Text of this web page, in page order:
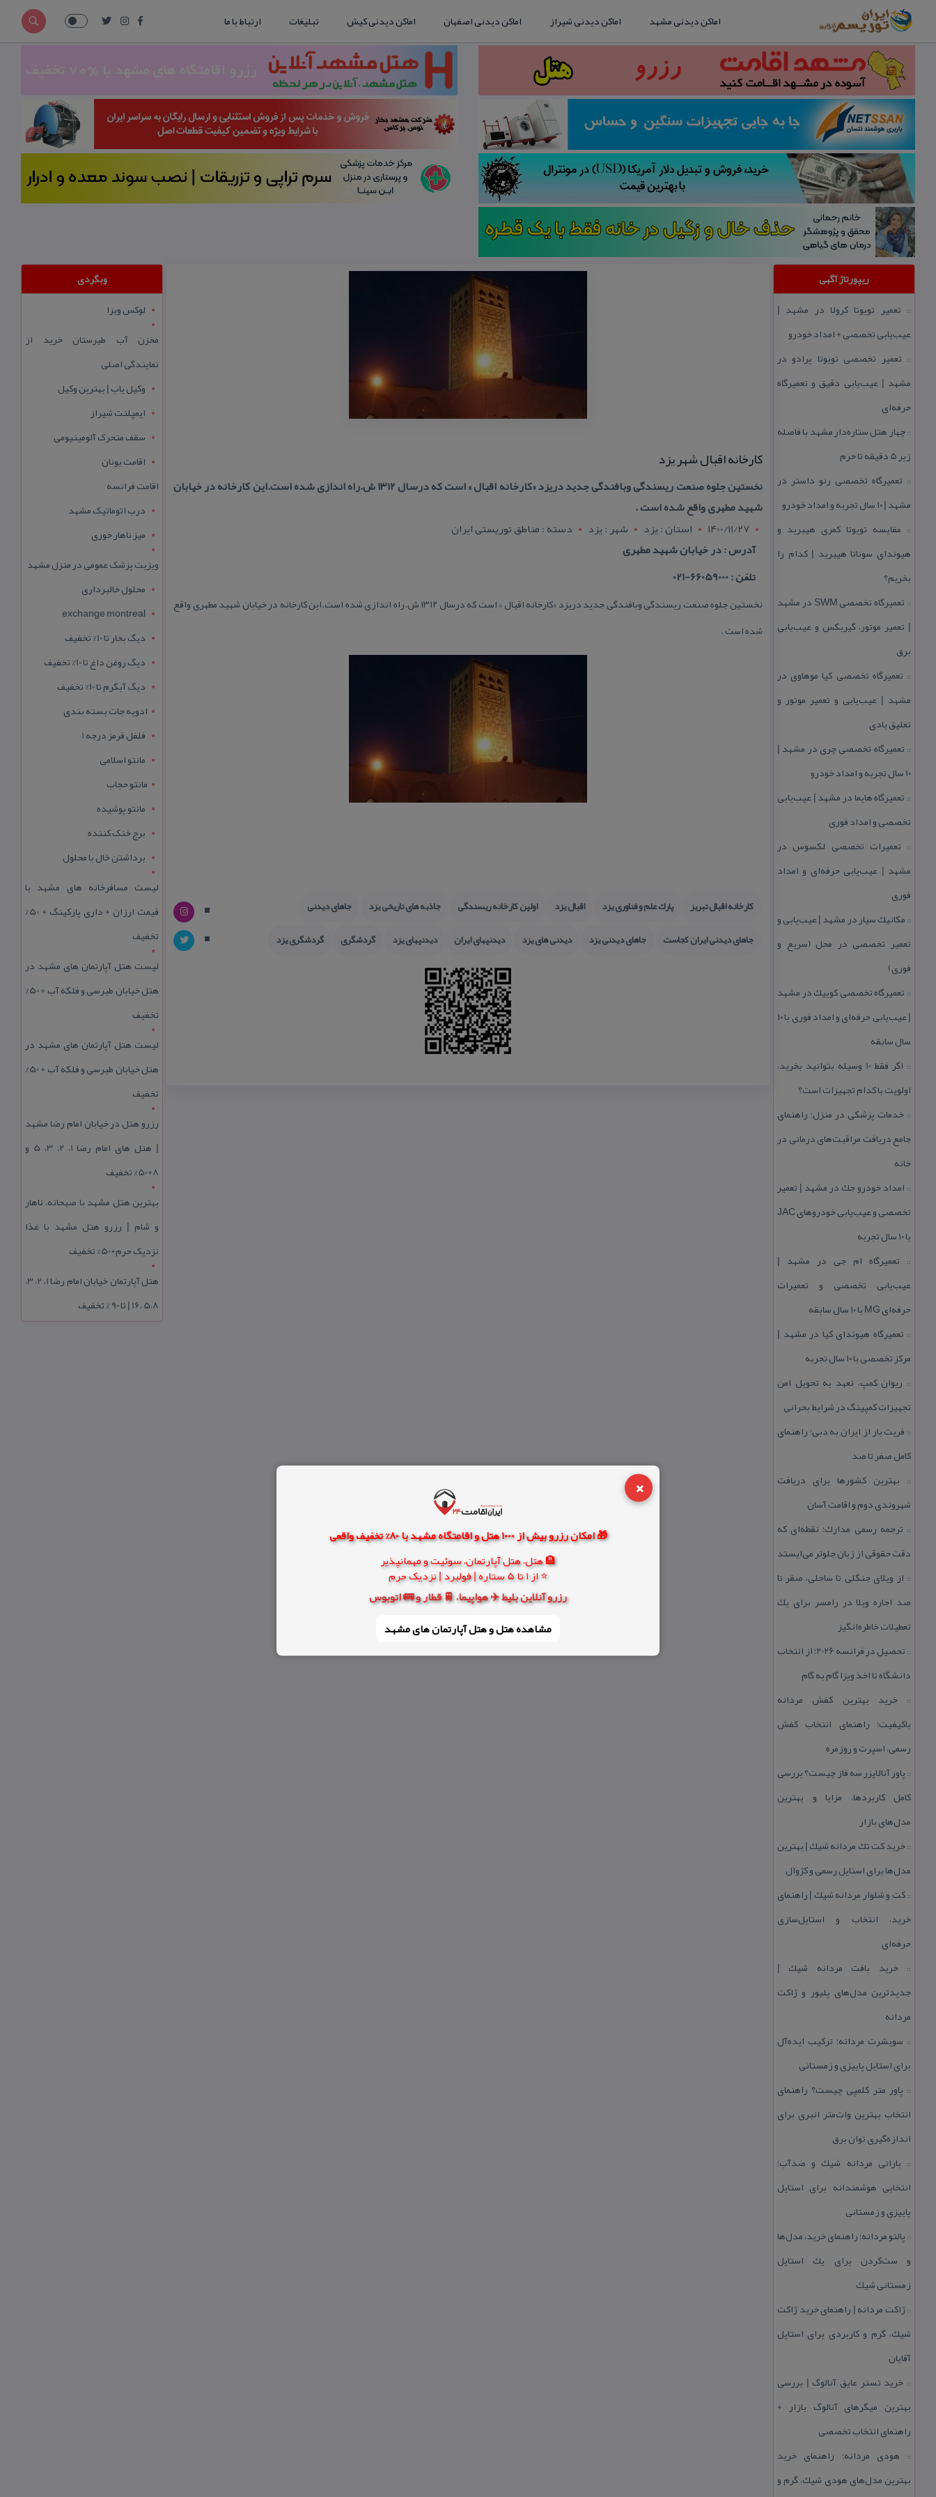
×
🎁 امکان رزرو بیش از 1000 هتل و اقامتگاه مشهد با 80% تخفیف واقعی
🏨 هتل، هتل آپارتمان، سوئیت و مهمانپذیر
⭐ از 1 تا 5 ستاره | فولبرد | نزدیک حرم
رزرو آنلاین بلیط ✈️ هواپیما، 🚆 قطار و 🚌 اتوبوس
مشاهده هتل و هتل‌ آپارتمان های مشهد
اماکن دیدنی مشهد اماکن دیدنی شیراز اماکن دیدنی اصفهان اماکن دیدنی کیش تبلیغات ارتباط با ما
ریپورتاژ آگهی
:: تعمیر تویوتا كرولا در مشهد |
عیب‌یابی تخصصی + امداد خودرو
:: تعمیر تخصصی تویوتا پرادو در
مشهد | عیب‌یابی دقیق و تعمیرگاه
حرفه‌ای
::چهار هتل‌ ستاره‌دار مشهد با فاصله
زیر 5 دقیقه تا حرم
:: تعمیرگاه تخصصی رنو داستر در
مشهد | ۱۰ سال تجربه و امداد خودرو
:: مقایسه تویوتا كمری هیبرید و
هیوندای سوناتا هیبرید | كدام را
بخریم؟
::
تعمیرگاه تخصصی SWM در مشهد
| تعمیر موتور، گیربكس و عیب‌یابی
برق
:: تعمیرگاه تخصصی كیا موهاوی در
مشهد | عیب‌یابی و تعمیر موتور و
تعلیق بادی
:: تعمیرگاه تخصصی چری در مشهد |
۱۰ سال تجربه و امداد خودرو
:: تعمیرگاه هایما در مشهد | عیب‌یابی
تخصصی و امداد فوری
:: تعمیرات تخصصی لكسوس در
مشهد | عیب‌یابی حرفه‌ای و امداد
فوری
:: مكانیك سیار در مشهد | عیب‌یابی و
تعمیر تخصصی در محل (سریع و
فوری)
:: تعمیرگاه تخصصی كوییك در مشهد
| عیب‌یابی حرفه‌ای و امداد فوری با ۱۰
سال سابقه
::
اگر فقط 10 وسیله بتوانید بخرید،
اولویت با كدام تجهیزات است؟
:: خدمات پزشكی در منزل؛ راهنمای
جامع دریافت مراقبت‌های درمانی در
خانه
:: امداد خودرو جك در مشهد | تعمیر
تخصصی و عیب‌یابی خودروهای JAC
با ۱۰ سال تجربه
:: تعمیرگاه ام جی در مشهد |
عیب‌یابی تخصصی و تعمیرات
حرفه‌ای MG با ۱۰ سال سابقه
:: تعمیرگاه هیوندای كیا در مشهد |
مركز تخصصی با ۱۰ سال تجربه
:: ریوان كمپ، تعهد به تحویل امن
تجهیزات كمپینگ در شرایط بحرانی
:: فریت بار از ایران به دبی؛ راهنمای
كامل صفر تا صد
:: بهترین كشورها برای دریافت
شهروندی دوم و اقامت آسان
:: ترجمه رسمی مدارك؛ نقطه‌ای كه
دقت حقوقی از زبان جلوتر می‌ایستد
:: از ویلای جنگلی تا ساحلی، صفر تا
صد اجاره ویلا در رامسر برای یك
تعطیلات خاطره‌انگیز
::
تحصیل در فرانسه 2026؛ از انتخاب
دانشگاه تا اخذ ویزا گام به گام
::خرید بهترین كفش مردانه
باكیفیت؛ راهنمای انتخاب كفش
رسمی، اسپرت و روزمره
:: پاور آنالایزر سه فاز چیست؟ بررسی
كامل كاربردها، مزایا و بهترین
مدل‌های بازار
::خرید كت تك مردانه شیك | بهترین
مدل‌ها برای استایل رسمی و كژوال
::كت و شلوار مردانه شیك | راهنمای
خرید، انتخاب و استایل‌سازی
حرفه‌ای
::خرید بافت مردانه شیك |
جدیدترین مدل‌های پلیور و ژاكت
مردانه
:: سویشرت مردانه؛ تركیب ایده‌آل
برای استایل پاییزی و زمستانی
:: پاور متر كلمپی چیست؟ راهنمای
انتخاب بهترین وات‌متر انبری برای
اندازه‌گیری توان برق
:: بارانی مردانه شیك و ضدآب؛
انتخابی هوشمندانه برای استایل
پاییزی و زمستانی
:: پالتو مردانه؛ راهنمای خرید، مدل‌ها
و ست‌كردن برای یك استایل
زمستانی شیك
::ژاكت مردانه | راهنمای خرید ژاكت
شیك، گرم و كاربردی برای استایل
آقایان
:: خرید تستر عایق آنالوگ | بررسی
بهترین میگرهای آنالوگ بازار +
راهنمای انتخاب تخصصی
:: هودی مردانه؛ راهنمای خرید
بهترین مدل‌های هودی شیك، گرم و
كارخانه اقبال شهر یزد
نخستین جلوه صنعت ریسندگی وبافندگی جدید دریزد «كارخانه اقبال » است كه درسال ۱۳۱۲ ش.راه اندازی شده است.این كارخانه در خیابان
شهید مطهری واقع شده است .
1400/11/27
استان : يزد شهر : يزد
دسته : مناطق توریستی ایران
آدرس : در خیابان شهید مطهری
تلفن : 66059000-021
نخستین جلوه صنعت ریسندگی وبافندگی جدید دریزد «كارخانه اقبال » است كه درسال ۱۳۱۲ ش.راه اندازی شده است.این كارخانه در خیابان شهید مطهری واقع
شده است .
كارخانه اقبال تبریز پارك علم و فناوری یزد اقبال یزد اولین كارخانه ریسندگی جاذبه های تاریخی یزد
جاهای دیدنی
جاهای دیدنی ایران كجاست
جاهای دیدنی یزد دیدنی های یزد دیدنیهای ایران دیدنیهای یزد گردشگری گردشگری یزد
وبگردی
لوکس ویزا
مخزن آب طبرستان خرید از
نمایندگی اصلی
وکیل یاب | بهترین وکیل
ایمپلنت شیراز
سقف متحرک آلومینیومی
اقامت یونان
اقامت فرانسه
درب اتوماتیک مشهد
میز ناهار خوری
ویزیت پزشک عمومی در منزل مشهد
محلول خالبرداری
exchange montreal
دیگ بخار تا 10% تخفیف
دیگ روغن داغ تا 10% تخفیف
دیگ آبگرم تا 10% تخفیف
ادویه جات بسته بندی
فلفل قرمز درجه 1
مانتو اسلامی
مانتو حجاب
مانتو پوشیده
برج خنک کننده
برداشتن خال با محلول
لیست مسافرخانه های مشهد با
قیمت ارزان + داری پارکینگ + 50%
تخفیف
لیست هتل آپارتمان های مشهد در
هتل خیابان طبرسی و فلکه آب + 50%
تخفیف
لیست هتل آپارتمان های مشهد در
هتل خیابان طبرسی و فلکه آب + 50%
تخفیف
رزرو هتل در خیابان امام رضا مشهد
| هتل‌ های امام رضا 1، 2، 3، 5 و
8+50% تخفیف
بهترین هتل مشهد با صبحانه، ناهار
و شام | رزرو هتل مشهد با غذا
نزدیک حرم+50% تخفیف
هتل آپارتمان خیابان امام رضا 1، 2، 3،
5،8 ،16 | تا 90 % تخفیف